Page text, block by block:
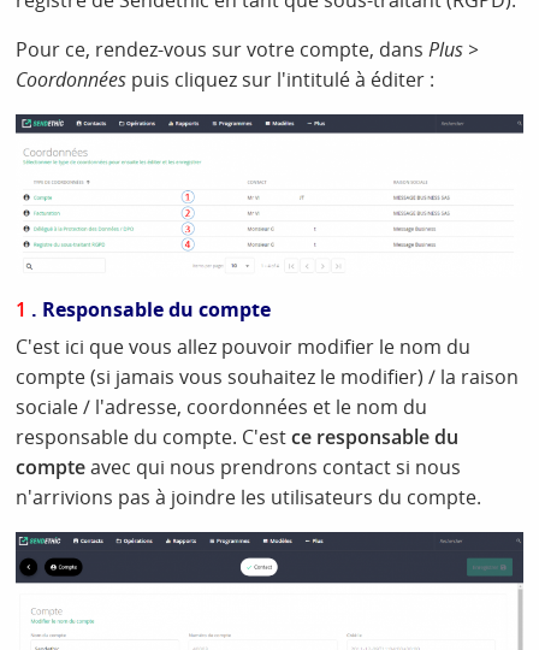
Pour ce, rendez-vous sur votre compte, dansPlus >
Coordonnées puis cliquez sur l'intitulé à éditer :
1 . Responsable du compte
C'est ici que vous allez pouvoir modifier le nom du
compte (si jamais vous souhaitez le modifier) / la raison
sociale / l'adresse, coordonnées et le nom du
responsable du compte. C'estce responsable du
compteavec qui nous prendrons contact si nous
n'arrivions pas à joindre les utilisateurs du compte.